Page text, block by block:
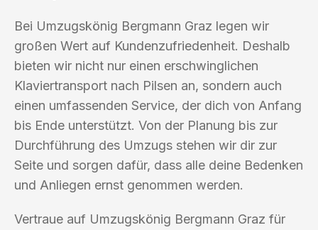
Bei Umzugskönig Bergmann Graz legen wir
großen Wert auf Kundenzufriedenheit. Deshalb
bieten wir nicht nur einen erschwinglichen
Klaviertransport nach Pilsen an, sondern auch
einen umfassenden Service, der dich von Anfang
bis Ende unterstützt. Von der Planung bis zur
Durchführung des Umzugs stehen wir dir zur
Seite und sorgen dafür, dass alle deine Bedenken
und Anliegen ernst genommen werden.
Vertraue auf Umzugskönig Bergmann Graz für